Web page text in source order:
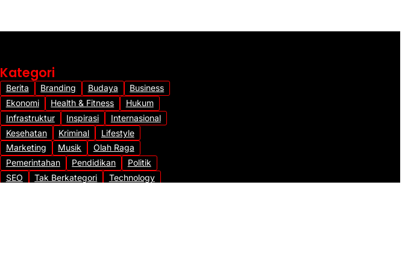
Kategori
Berita Branding Budaya
Business
Ekonomi
Health & Fitness
Hukum
Infrastruktur
Inspirasi
Internasional
Kesehatan
Kriminal
Lifestyle
Marketing
Musik
Olah Raga
Pemerintahan
Pendidikan
Politik
SEO
Tak Berkategori
Technology